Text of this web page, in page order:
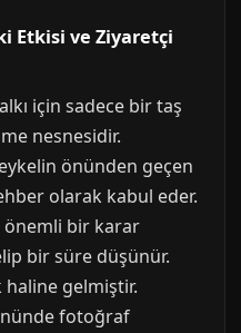
Etkisi ve Ziyaretçi
için sadece bir taş
nesnesidir.
önünden geçen
olarak kabul eder.
önemli bir karar
bir süre düşünür.
haline gelmiştir.
fotoğraf